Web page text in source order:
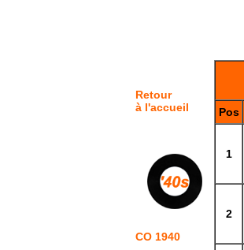
Retour
à l'accueil
CO 1940
Pos
1
2